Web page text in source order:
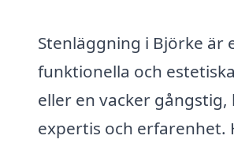
Stenläggning i Björke är
funktionella och
eller en vacker
expertis och erfarenhet.